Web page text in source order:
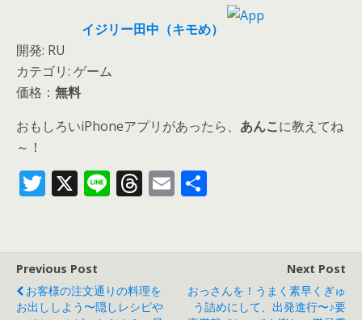
イジリー田中（キモめ）
開発: RU
カテゴリ: ゲーム
価格： 無料
おもしろいiPhoneアプリがあったら、 あんこに教えてね
～！
T
er
X Li T
d
s
E
Previous Post
お客様の注文通りの料理を
お出ししよう〜隠しレシピや
Next Post
おっさんを！うまく素早くぎゅ
う詰めにして、出発進行〜♪要